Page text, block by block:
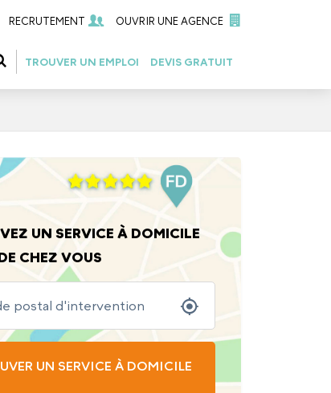
RECRUTEMENT OUVRIR UNE AGENCE
TROUVER UN EMPLOI DEVIS GRATUIT
UN SERVICE À DOMICILE
CHEZ VOUS
UN SERVICE À DOMICILE